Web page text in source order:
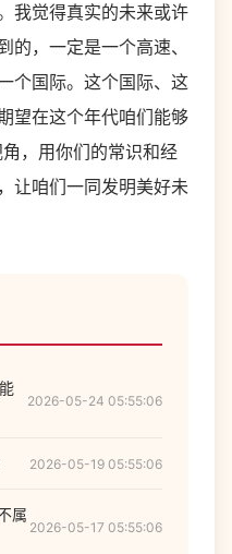
我觉得真实的未来或许
的，一定是一个高速、
个国际。这个国际、这
望在这个年代咱们能够
，用你们的常识和经
让咱们一同发明美好未
2026-05-24 05:55:06
2026-05-19 05:55:06
属
2026-05-17 05:55:06